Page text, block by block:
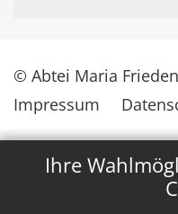
Ihre
© Abtei Maria
Impressum